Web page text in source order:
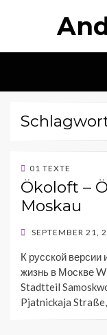
01 TEXTE
Ökoloft –
Moskau
POSTED
SEPTEMBER 21,
К русской
жизнь в Москве
Stadtteil
Pjatnickaja